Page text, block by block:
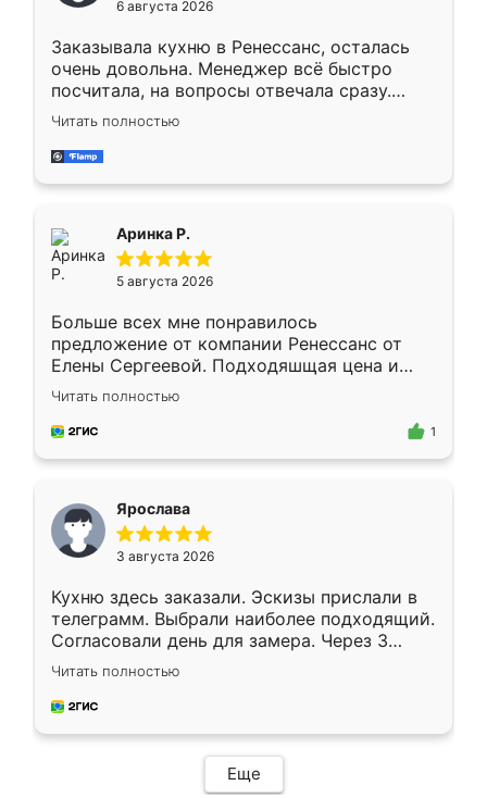
мебели буду заказывать только здесь.
6 августа 2026
Заказывала кухню в Ренессанс, осталась
очень довольна. Менеджер всё быстро
посчитала, на вопросы отвечала сразу.
Замерщик приехал в субботу, подошёл к
делу со всей ответственностью. Собрали
за день, ребята работали аккуратно, даже
Читать полностью
Аринка Р.
5 августа 2026
Больше всех мне понравилось
предложение от компании Ренессанс от
Елены Сергеевой. Подходяшщая цена и
короткие сроки изготовления. Приехавший
для замера сотрудник Владислав
предложил по моему эскизу самый
Читать полностью
1
Ярослава
3 августа 2026
Кухню здесь заказали. Эскизы прислали в
телеграмм. Выбрали наиболее подходящий.
Согласовали день для замера. Через 3
недели кухня была уже готова. Остались
довольны работой. Спасибо Ренессанс
мебель за качественную работу!
Читать полностью
Еще